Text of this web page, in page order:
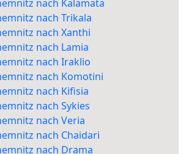
nach Kalamata
nach Trikala
nach Xanthi
nach Lamia
nach Iraklio
nach Komotini
nach Kifisia
nach Sykies
nach Veria
nach Chaidari
nach Drama